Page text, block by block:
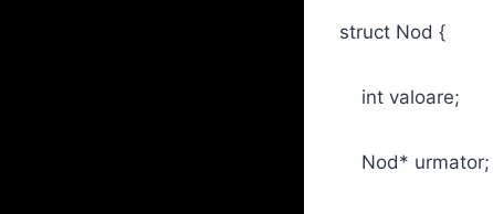
struct Nod {
int valoare;
Nod* urmator;